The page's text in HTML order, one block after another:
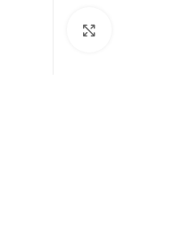
service@glassesshop.eu